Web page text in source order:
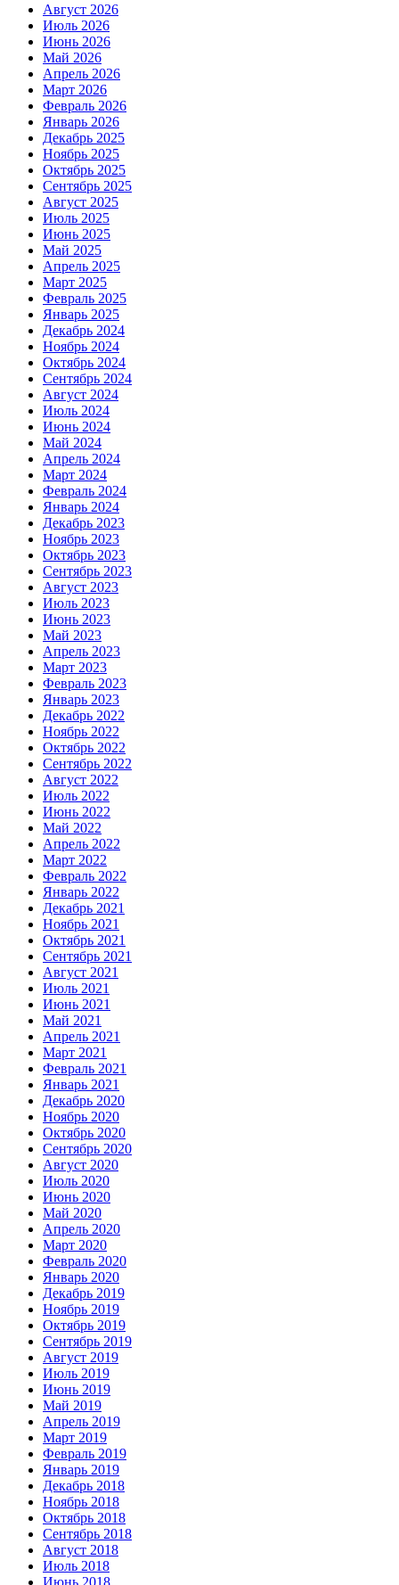
Август 2026
Июль 2026
Июнь 2026
Май 2026
Апрель 2026
Март 2026
Февраль 2026
Январь 2026
Декабрь 2025
Ноябрь 2025
Октябрь 2025
Сентябрь 2025
Август 2025
Июль 2025
Июнь 2025
Май 2025
Апрель 2025
Март 2025
Февраль 2025
Январь 2025
Декабрь 2024
Ноябрь 2024
Октябрь 2024
Сентябрь 2024
Август 2024
Июль 2024
Июнь 2024
Май 2024
Апрель 2024
Март 2024
Февраль 2024
Январь 2024
Декабрь 2023
Ноябрь 2023
Октябрь 2023
Сентябрь 2023
Август 2023
Июль 2023
Июнь 2023
Май 2023
Апрель 2023
Март 2023
Февраль 2023
Январь 2023
Декабрь 2022
Ноябрь 2022
Октябрь 2022
Сентябрь 2022
Август 2022
Июль 2022
Июнь 2022
Май 2022
Апрель 2022
Март 2022
Февраль 2022
Январь 2022
Декабрь 2021
Ноябрь 2021
Октябрь 2021
Сентябрь 2021
Август 2021
Июль 2021
Июнь 2021
Май 2021
Апрель 2021
Март 2021
Февраль 2021
Январь 2021
Декабрь 2020
Ноябрь 2020
Октябрь 2020
Сентябрь 2020
Август 2020
Июль 2020
Июнь 2020
Май 2020
Апрель 2020
Март 2020
Февраль 2020
Январь 2020
Декабрь 2019
Ноябрь 2019
Октябрь 2019
Сентябрь 2019
Август 2019
Июль 2019
Июнь 2019
Май 2019
Апрель 2019
Март 2019
Февраль 2019
Январь 2019
Декабрь 2018
Ноябрь 2018
Октябрь 2018
Сентябрь 2018
Август 2018
Июль 2018
Июнь 2018